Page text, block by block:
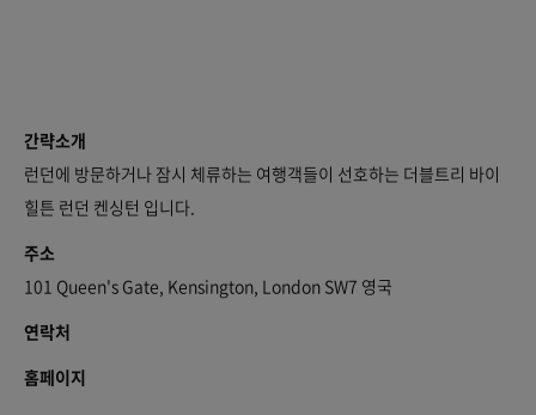
간략소개
런던에 방문하거나 잠시 체류하는 여행객들이 선호하는 더블트리 바이
힐튼 런던 켄싱턴 입니다.
주소
101 Queen's Gate, Kensington, London SW7 영국
연락처
홈페이지